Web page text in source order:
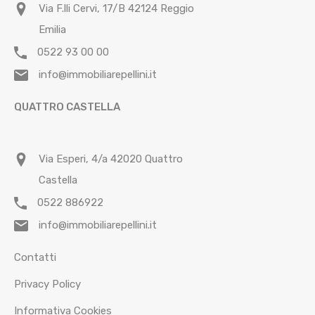
Via F.lli Cervi, 17/B 42124 Reggio
Emilia
0522 93 00 00
info@immobiliarepellini.it
QUATTRO CASTELLA
Via Esperi, 4/a 42020 Quattro
Castella
0522 886922
info@immobiliarepellini.it
Contatti
Privacy Policy
Informativa Cookies